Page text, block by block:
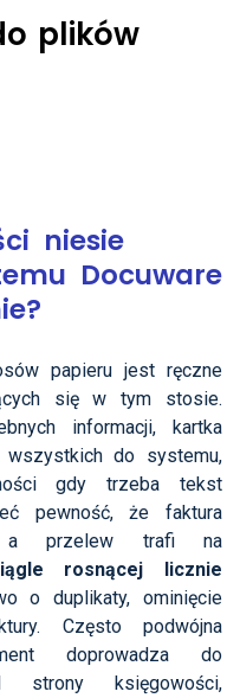
plików
niesie
Docuware
papieru jest ręczne
się w tym stosie.
informacji, kartka
do systemu,
gdy trzeba tekst
pewność, że faktura
a przelew trafi na
rosnącej licznie
o duplikaty, ominięcie
Często podwójna
doprowadza do
strony księgowości,